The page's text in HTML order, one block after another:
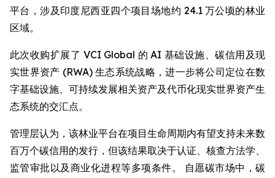
平台，涉及印度尼西亚四个项目场地约 24.1 万公顷的林业
区域。
此次收购扩展了 VCI Global 的 AI 基础设施、碳信用及现
实世界资产 (RWA) 生态系统战略，进一步将公司定位在数
字基础设施、可持续发展相关资产及代币化现实世界资产生
态系统的交汇点。
管理层认为，该林业平台在项目生命周期内有望支持未来数
百万个碳信用的发行，但该结果取决于认证、核查方法学、
监管审批以及商业化进程等多项条件。 自愿碳市场中，碳